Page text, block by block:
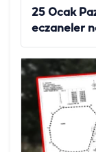
25 Ocak
eczaneler